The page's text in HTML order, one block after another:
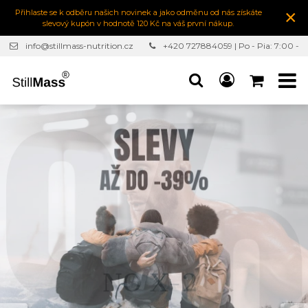
Přihlaste se k odběru našich novinek a jako odměnu od nás získáte
slevový kupón v hodnotě 120 Kč na váš první nákup.
×
info@stillmass-nutrition.cz
+420 727884059 | Po - Pia: 7:00 -